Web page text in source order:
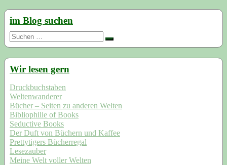
im Blog suchen
Suchen
nach:
Wir lesen gern
Druckbuchstaben
Weltenwanderer
Bücher – Seiten zu anderen Welten
Bibliophilie of Books
Seductive Books
Der Duft von Büchern und Kaffee
Prettytigers Bücherregal
Lesezauber
Meine Welt voller Welten